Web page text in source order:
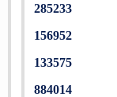
285233
156952
133575
884014